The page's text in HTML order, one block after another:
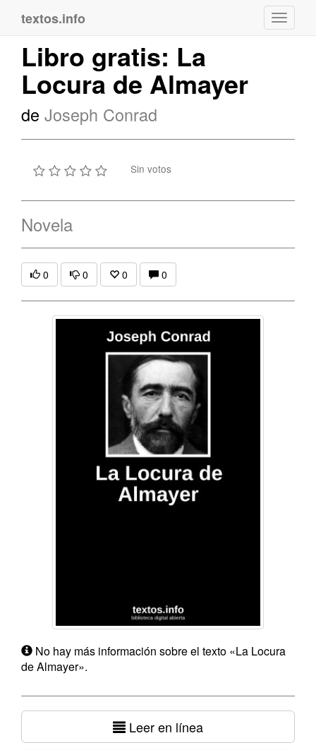
textos.info
Libro gratis: La
Locura de Almayer
de Joseph Conrad
Sin votos
Novela
0 0 0 0
No hay más información sobre el texto «La Locura
de Almayer».
Leer en línea